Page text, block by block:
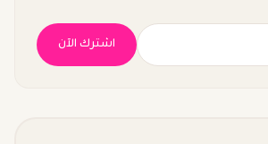
اشترك الآن